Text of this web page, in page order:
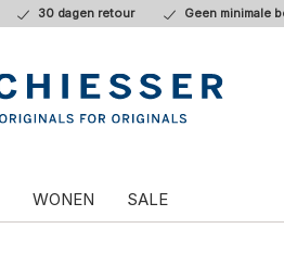
30 dagen retour Geen minimale
WONEN SALE